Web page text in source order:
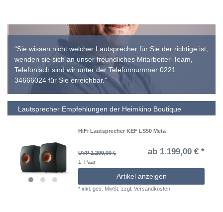
"Sie wissen nicht welcher Lautsprecher für Sie der richtige ist,
wenden sie sich an unser freundliches Mitarbeiter-Team,
Telefonisch sind wir unter der Telefonnummer 0221
34666024 für Sie erreichbar."
Lautsprecher Empfehlungen der Heimkino Boutique
HiFi Lautsprecher KEF LS50 Meta
UVP 1.299,00 € ab 1.199,00 € *
1 Paar
Artikel anzeigen
*inkl. ges. MwSt. zzgl.Versandkosten